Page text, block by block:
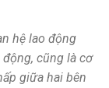
hệ lao động
cũng là cơ
giữa hai bên